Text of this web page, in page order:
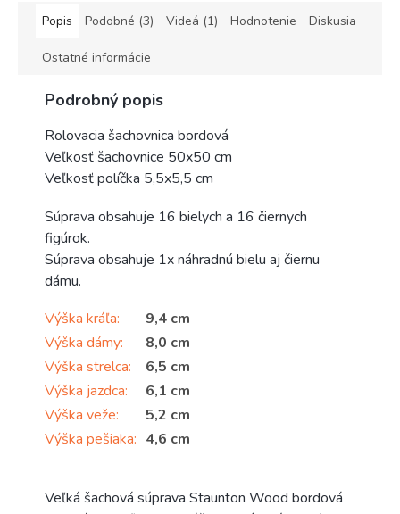
Popis Podobné (3) Videá (1) Hodnotenie Diskusia
Ostatné informácie
Podrobný popis
Rolovacia šachovnica bordová
Veľkosť šachovnice 50x50 cm
Veľkosť políčka 5,5x5,5 cm
Súprava obsahuje 16 bielych a 16 čiernych
figúrok.
Súprava obsahuje 1x náhradnú bielu aj čiernu
dámu.
Výška kráľa:
9,4 cm
Výška dámy:
8,0 cm
Výška strelca:
6,5 cm
Výška jazdca:
6,1 cm
Výška veže:
5,2 cm
Výška pešiaka: 4,6 cm
Veľká šachová súprava Staunton Wood bordová